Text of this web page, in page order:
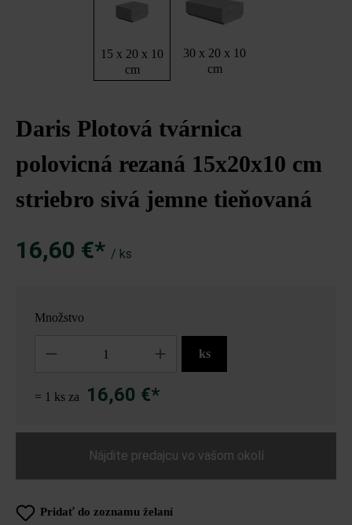
15 x 20 x 10
cm
30 x 20 x 10
cm
Daris Plotová tvárnica
polovicná rezaná 15x20x10 cm
striebro sivá jemne tieňovaná
16,60 €* / ks
Množstvo
ks
= 1 ks za 16,60 €*
Nájdite predajcu vo vašom okolí
Pridať do zoznamu želaní